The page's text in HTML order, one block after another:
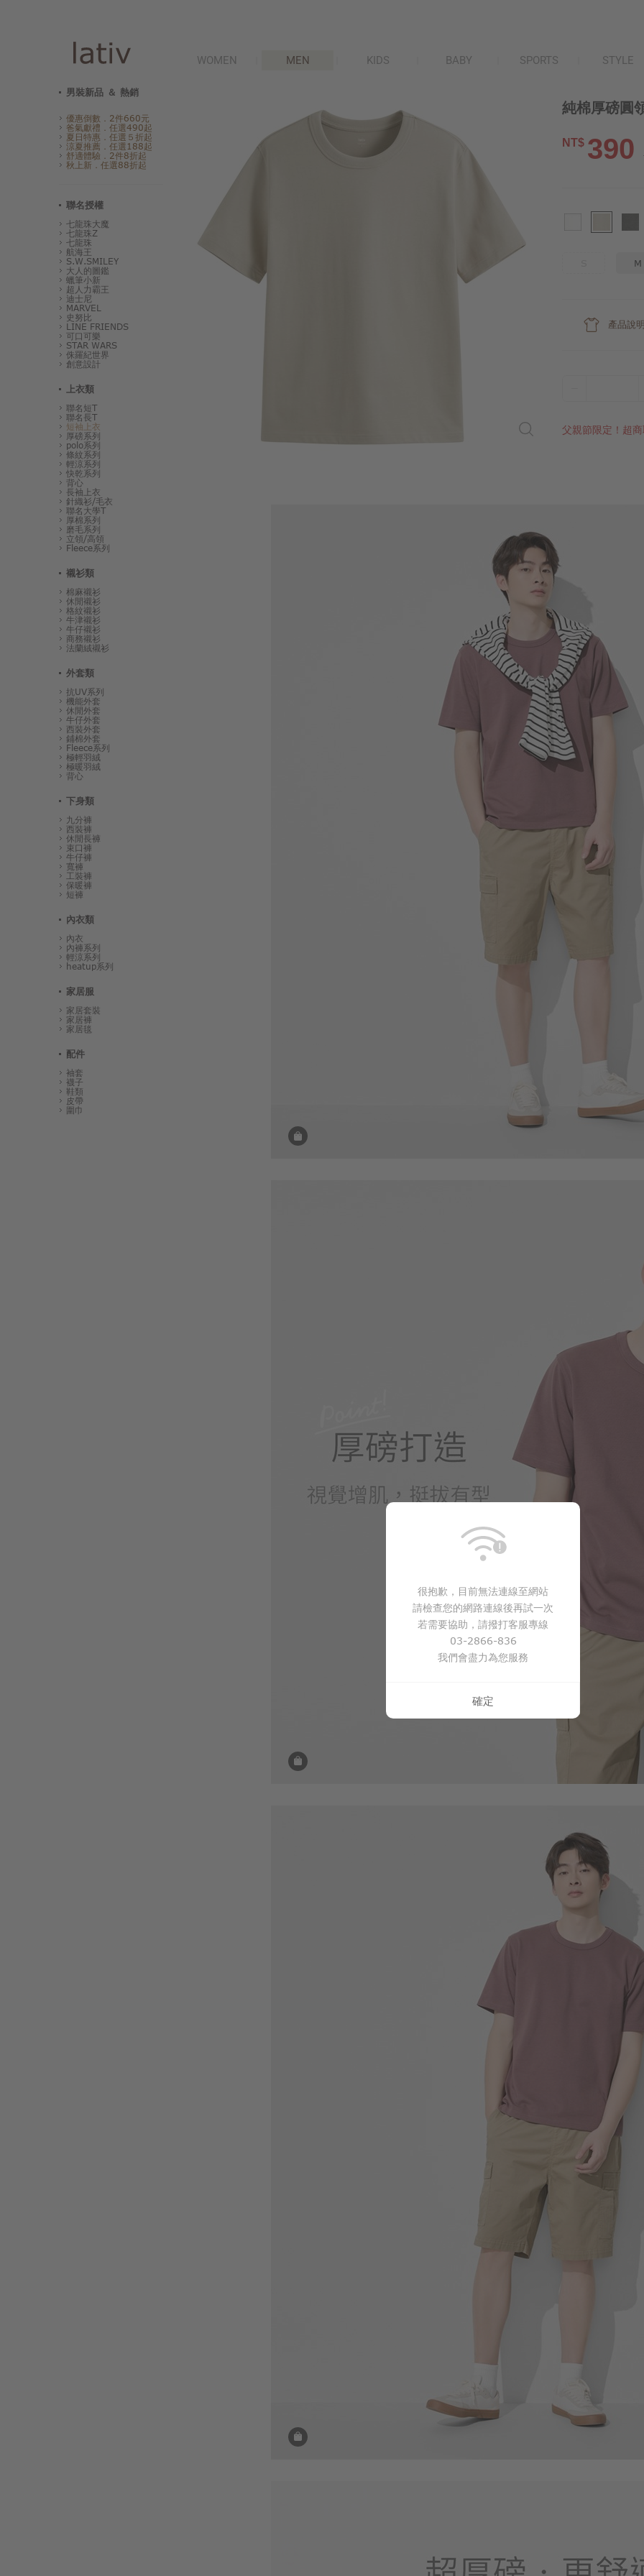
WOMEN MEN KIDS BABY SPORTS STYLE
男裝新品 ＆ 熱銷
優惠倒數．2件660元
爸氣獻禮．任選490起
夏日特惠．任選５折起
涼夏推薦．任選188起
舒適體驗．2件8折起
秋上新．任選88折起
聯名授權
七龍珠大魔
七龍珠Z
七龍珠
航海王
S.W.SMILEY
大人的圖鑑
蠟筆小新
超人力霸王
迪士尼
MARVEL
史努比
LINE FRIENDS
可口可樂
STAR WARS
侏羅紀世界
創意設計
上衣類
聯名短T
聯名長T
短袖上衣
厚磅系列
polo系列
條紋系列
輕涼系列
快乾系列
背心
長袖上衣
針織衫/毛衣
聯名大學T
厚棉系列
磨毛系列
立領/高領
Fleece系列
襯衫類
棉麻襯衫
休閒襯衫
格紋襯衫
牛津襯衫
牛仔襯衫
商務襯衫
法蘭絨襯衫
外套類
抗UV系列
機能外套
休閒外套
牛仔外套
西裝外套
鋪棉外套
Fleece系列
極輕羽絨
極暖羽絨
背心
下身類
九分褲
西裝褲
休閒長褲
束口褲
牛仔褲
寬褲
工裝褲
保暖褲
短褲
內衣類
內衣
內褲系列
輕涼系列
heatup系列
家居服
家居套裝
家居褲
家居毯
配件
袖套
襪子
鞋類
皮帶
圍巾
純棉厚磅圓
NT$ 390
M
產品說
父親節限定！超
390 $ 399
$ 99
$
很抱歉，目前無法連線至網站
請檢查您的網路連線後再試一次
若需要協助，請撥打客服專線
03-2866-836
我們會盡力為您服務
確定